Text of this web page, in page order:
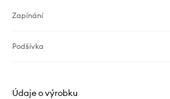
Zapínání
Podšívka
Údaje o výrobku